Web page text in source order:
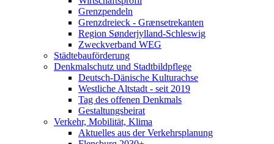
Grenzpendeln
Grenzdreieck - Grænsetrekanten
Region Sønderjylland-Schleswig
Zweckverband WEG
Städtebauförderung
Denkmalschutz und Stadtbildpflege
Deutsch-Dänische Kulturachse
Westliche Altstadt - seit 2019
Tag des offenen Denkmals
Gestaltungsbeirat
Verkehr, Mobilität, Klima
Aktuelles aus der Verkehrsplanung